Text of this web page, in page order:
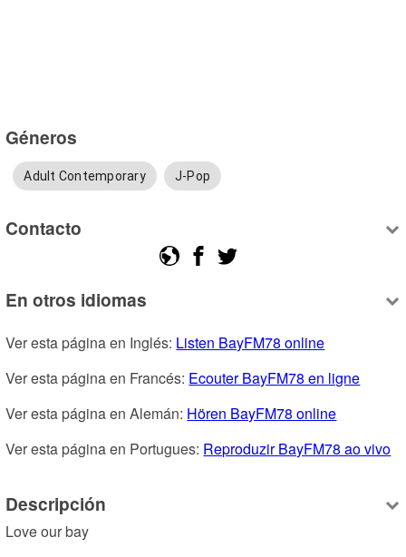
Géneros
Adult Contemporary J-Pop
Contacto
En otros idiomas
Ver esta página en Inglés: Listen BayFM78 online
Ver esta página en Francés: Ecouter BayFM78 en ligne
Ver esta página en Alemán: Hören BayFM78 online
Ver esta página en Portugues: Reproduzir BayFM78 ao vivo
Descripción
Love our bay